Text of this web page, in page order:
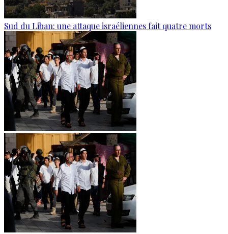
Sud du Liban: une attaque israéliennes fait quatre morts